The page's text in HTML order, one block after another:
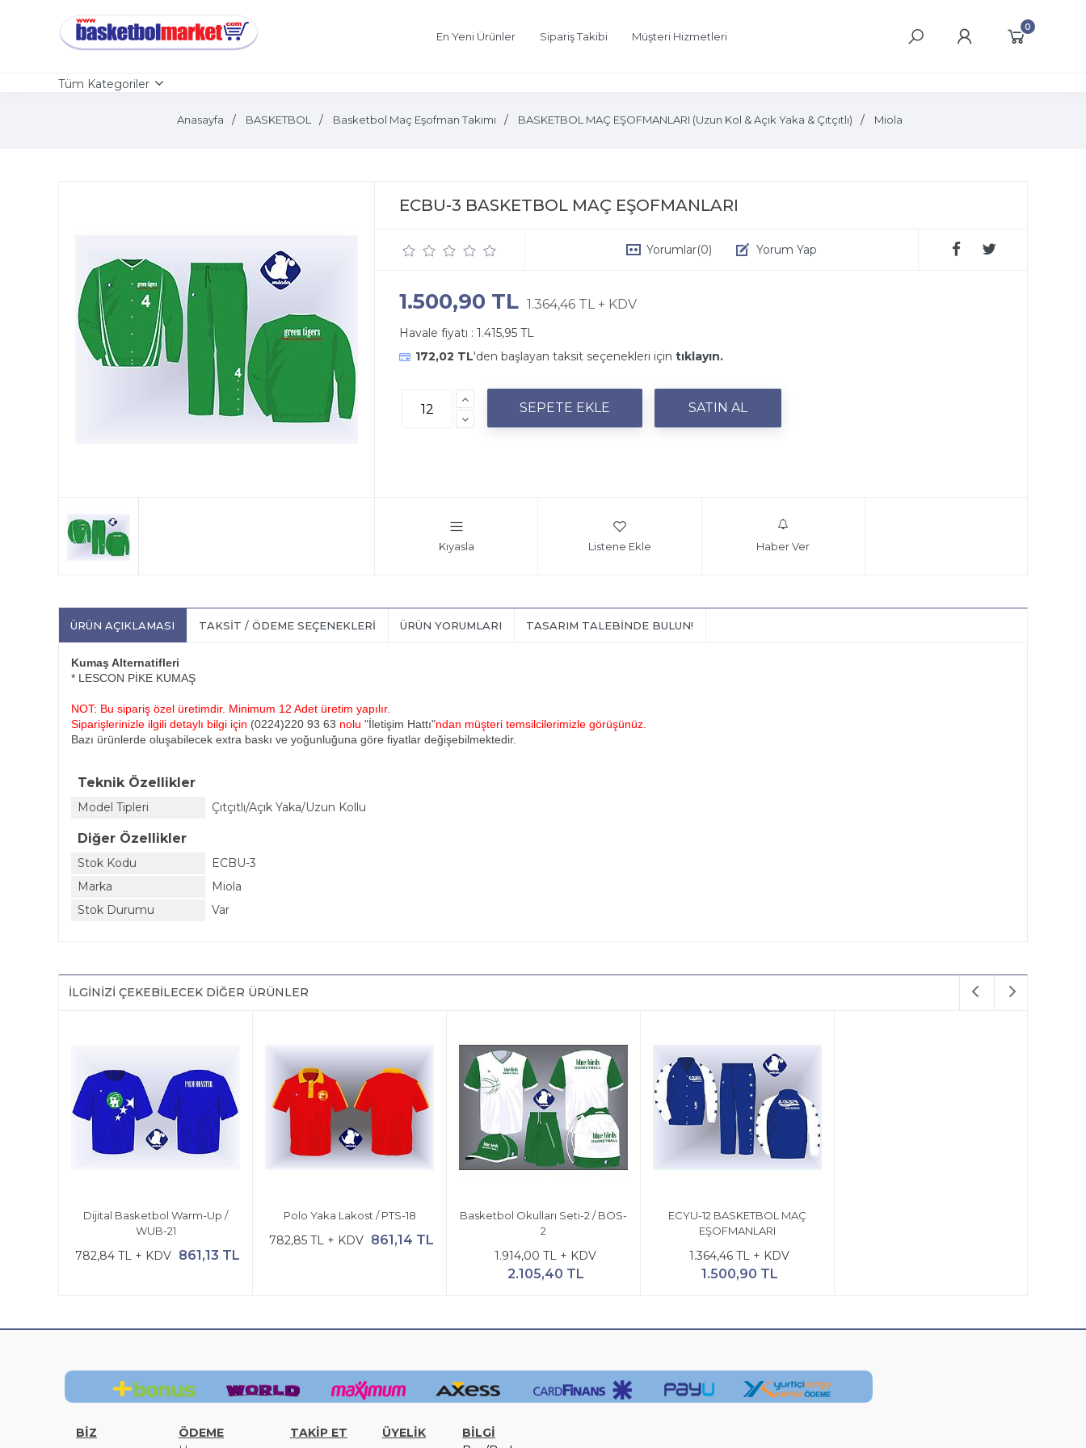
En Yeni Ürünler Sipariş Takibi Müşteri Hizmetleri
0
Tüm Kategoriler
Anasayfa BASKETBOL Basketbol Maç Eşofman Takımı BASKETBOL MAÇ EŞOFMANLARI (Uzun Kol & Açık Yaka & Çıtçıtlı) Miola
ECBU-3 BASKETBOL MAÇ EŞOFMANLARI
Yorumlar(0) Yorum Yap
1.500,90 TL 1.364,46 TL + KDV
Havale fiyatı : 1.415,95 TL
172,02 TL'den başlayan taksit seçenekleri için tıklayın.
Kıyasla Listene Ekle Haber Ver
ÜRÜN AÇIKLAMASI TAKSIT / ÖDEME SEÇENEKLERI ÜRÜN YORUMLARI TASARIM TALEBINDE BULUN!
Kumaş Alternatifleri
* LESCON PİKE KUMAŞ
NOT: Bu sipariş özel üretimdir. Minimum 12 Adet üretim yapılır.
Siparişlerinizle ilgili detaylı bilgi için (0224)220 93 63 nolu "İletişim Hattı"ndan müşteri temsilcilerimizle görüşünüz.
Bazı ürünlerde oluşabilecek extra baskı ve yoğunluğuna göre fiyatlar değişebilmektedir.
Teknik Özellikler
Model Tipleri Çıtçıtlı/Açık Yaka/Uzun Kollu
Diğer Özellikler
Stok Kodu
ECBU-3
Marka
Miola
Stok Durumu
Var
İLGINIZI ÇEKEBILECEK DIĞER ÜRÜNLER
Dijital Basketbol Warm-Up /
WUB-21
782,84 TL + KDV 861,13 TL
Polo Yaka Lakost / PTS-18
782,85 TL + KDV 861,14 TL
Basketbol Okulları Seti-2 / BOS-
2
1.914,00 TL + KDV
2.105,40 TL
ECYU-12 BASKETBOL MAÇ
EŞOFMANLARI
1.364,46 TL + KDV
1.500,90 TL
BİZ ÖDEME TAKİP ET ÜYELİK
BİLGİ